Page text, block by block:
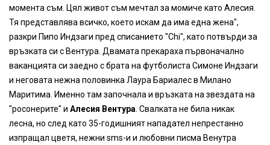
момента съм. Цял живот съм мечтал за момиче като Алесия.
Тя представлява всичко, което искам да има една жена",
разкри Пипо Индзаги пред списанието "Chi", като потвърди за
връзката си с Вентура. Двамата прекараха първоначално
ваканцията си заедно с брата на футболиста Симоне Индзаги
и неговата нежна половинка Лаура Бариалес в Милано
Маритима. Именно там започнала и връзката на звездата на
"росонерите" и Алесия Вентура . Свалката не била никак
лесна, но слeд като 35-годишният нападател непрестанно
изпращал цветя, нежни sms-и и любовни писма Венутра